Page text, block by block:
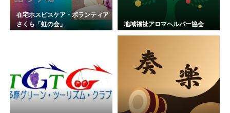
在宅ホスピスケア・ボランティア
さくら「虹の会」
地域福祉アロマヘルパー協会